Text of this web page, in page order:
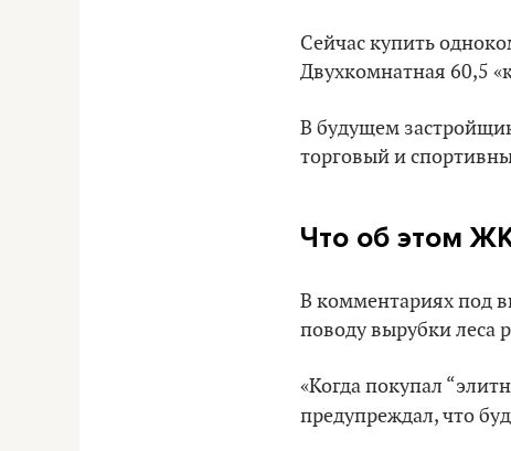
Сейчас купить
Двухкомнатная 60,5
В будущем
торговый и
Что об этом
В комментариях под
поводу вырубки леса
«Когда покупал
предупреждал, что